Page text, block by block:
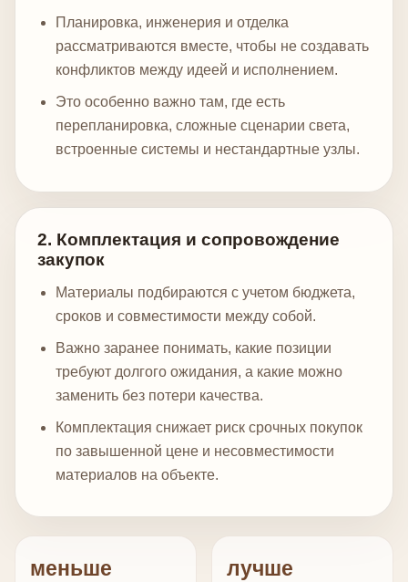
Планировка, инженерия и отделка
рассматриваются вместе, чтобы не создавать
конфликтов между идеей и исполнением.
Это особенно важно там, где есть
перепланировка, сложные сценарии света,
встроенные системы и нестандартные узлы.
2. Комплектация и сопровождение
закупок
Материалы подбираются с учетом бюджета,
сроков и совместимости между собой.
Важно заранее понимать, какие позиции
требуют долгого ожидания, а какие можно
заменить без потери качества.
Комплектация снижает риск срочных покупок
по завышенной цене и несовместимости
материалов на объекте.
меньше
лучше